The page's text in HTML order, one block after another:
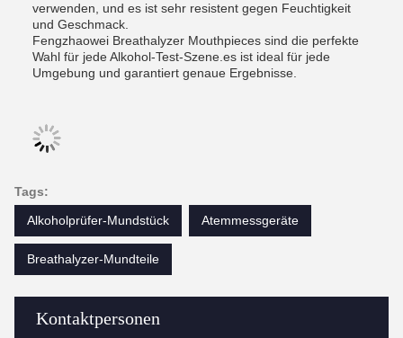
Kontaktpersonen
verwenden, und es ist sehr resistent gegen Feuchtigkeit
und Geschmack.
Fengzhaowei Breathalyzer Mouthpieces sind die perfekte
Wahl für jede Alkohol-Test-Szene.es ist ideal für jede
Umgebung und garantiert genaue Ergebnisse.
Tags:
Alkoholprüfer-Mundstück
Atemmessgeräte
Breathalyzer-Mundteile